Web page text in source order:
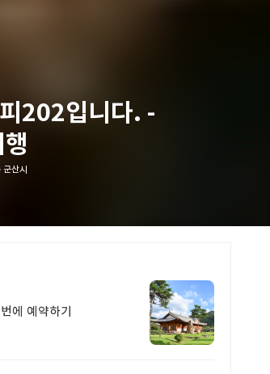
202입니다. -
군산시
에 예약하기